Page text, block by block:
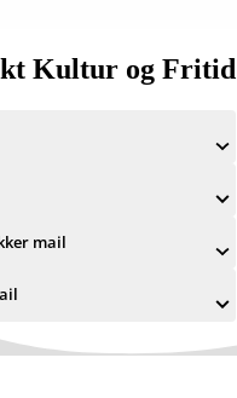
Kultur og Fritid
mail